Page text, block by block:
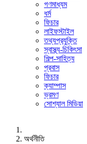
গণমাধ্যম
ধর্ম
ফিচার
লাইফস্টাইল
তথ্যপ্রযুক্তি
স্বাস্থ্য-চিকিৎসা
শিল্প-সাহিত্য
প্রবাস
ফিচার
ক্যাম্পাস
ভ্রমণ
সোশ্যাল মিডিয়া
অর্থনীতি